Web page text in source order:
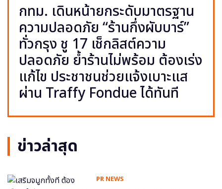
กทม. เดินหน้ายกระดับมาตรฐาน
ความปลอดภัย “ร้านกึ่งผับบาร์”
ทั่วกรุง ชู 17 เช็กลิสต์ความ
ปลอดภัย ย้ำร้านไม่พร้อม ต้องเร่ง
แก้ไข ประชาชนช่วยแจ้งเบาะแส
ผ่าน Traffy Fondue ได้ทันที
ข่าวล่าสุด
PR NEWS